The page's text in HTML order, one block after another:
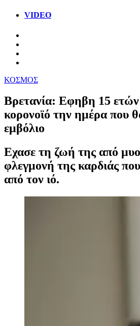
VIDEO
ΚΟΣΜΟΣ
Βρετανία: Εφηβη 15
κορονοϊό την ημέρα που
εμβόλιο
Εχασε τη ζωή της από
φλεγμονή της καρδιάς
από τον ιό.